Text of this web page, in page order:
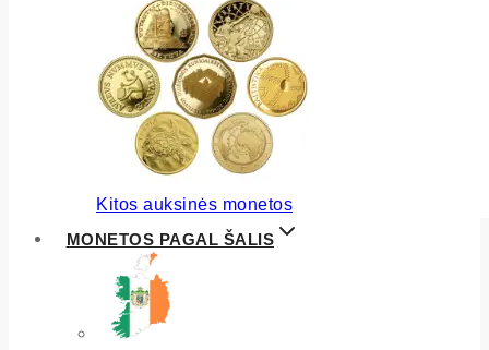
Kitos auksinės monetos
MONETOS PAGAL ŠALIS